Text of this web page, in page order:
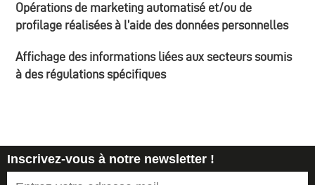
Opérations de marketing automatisé et/ou de
profilage réalisées à l’aide des données personnelles
Affichage des informations liées aux secteurs soumis
à des régulations spécifiques
Inscrivez-vous à notre newsletter !